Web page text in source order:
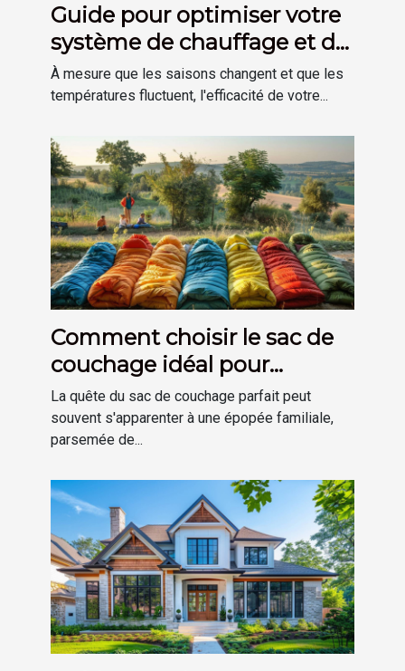
Guide pour optimiser votre
système de chauffage et de
plomberie à domicile
À mesure que les saisons changent et que les
températures fluctuent, l'efficacité de votre...
Comment choisir le sac de
couchage idéal pour
chaque membre de la
famille
La quête du sac de couchage parfait peut
souvent s'apparenter à une épopée familiale,
parsemée de...